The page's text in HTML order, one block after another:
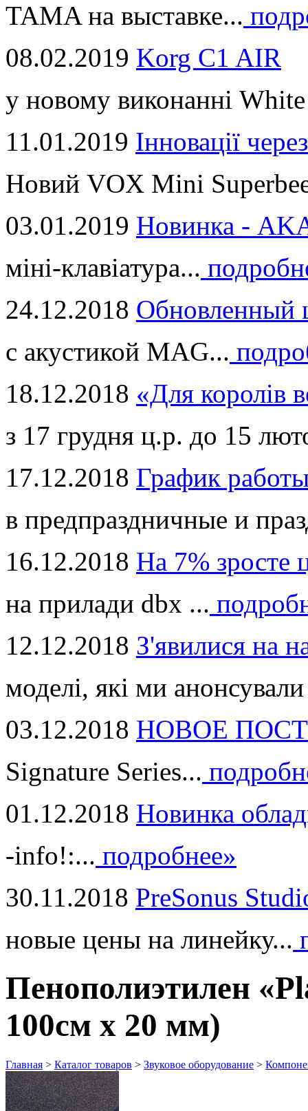
TAMA на выставке...
08.02.2019 Korg C1 AIR
у новому виконанні
11.01.2019 Інновації
Новий VOX Mini
03.01.2019 Новинка -
міні-клавіатура...
24.12.2018 Обновленный
с акустикой MAG...
18.12.2018 «Для королів
з 17 грудня ц.р. до 15
17.12.2018 График
в предпраздничные и
16.12.2018 На 7% зросте
на прилади dbx ...
12.12.2018 З'явилися на
моделі, які ми
03.12.2018 НОВОЕ
Signature Series...
01.12.2018 Новинка
-info!:... подробнее»
30.11.2018 PreSonus
новые цены на линейку...
Пенополиэтилен
100см х 20 мм)
Главная > Каталог товаров > Звуковое оборудование >